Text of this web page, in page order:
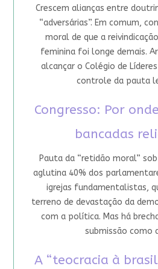
Crescem alianças entre
“adversárias”. Em comum,
moral de que a
feminina foi longe demais.
alcançar o Colégio de
controle da pauta
Congresso: Por
bancadas
Pauta da “retidão moral”
aglutina 40% dos
igrejas fundamentalistas,
terreno de devastação da
com a política. Mas há
submissão como
A “teocracia à